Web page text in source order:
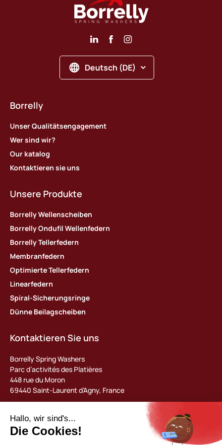
Deutsch (DE)
Borrelly
Unser Qualitätsengagement
Wer sind wir?
Our katalog
Kontaktieren sie uns
Unsere Produkte
Borrelly Wellenscheiben
Borrelly Ondufil Wellenfedern
Borrelly Tellerfedern
Membranfedern
Optimierte Tellerfedern
Linearfedern
Spiral-Sicherungsringe
Dünne Beilagscheiben
Kontaktieren Sie uns
Borrelly Spring Washers
Parc d’activités des Platières
448 rue du Moron
69440 Saint-Laurent d’Agny, France
contact@borrelly.com